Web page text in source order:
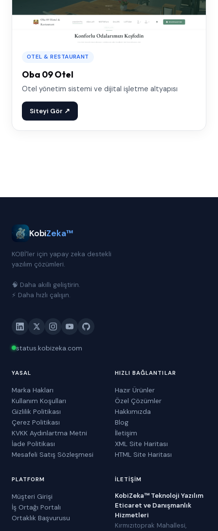
OTEL & RESTAURANT
Oba 09 Otel
Otel yönetim sistemi ve dijital işletme altyapısı
Siteyi Gör ↗
KobiZeka™
KOBİ'ler için yapay zeka destekli
yazılım çözümleri.
🧠 Daha akıllı geliştirin.
⚡ Daha hızlı çalışın.
status.kobizeka.com
YASAL
Marka Hakları
Kullanım Koşulları
Gizlilik Politikası
Çerez Politikası
KVKK Aydınlartma Metni
İade Politikası
Mesafeli Satış Sözleşmesi
HIZLI BAĞLANTILAR
Hazır Ürünler
Özel Çözümler
Hakkımızda
Blog
İletişim
XML Site Haritası
HTML Site Haritası
PLATFORM
Müşteri Girişi
İş Ortağı Portalı
Ortaklık Başvurusu
İLETIŞIM
KobiZeka™ Teknoloji Yazılım
Eticaret ve Danışmanlık
Hizmetleri
Kırmızıtoprak Mahallesi,